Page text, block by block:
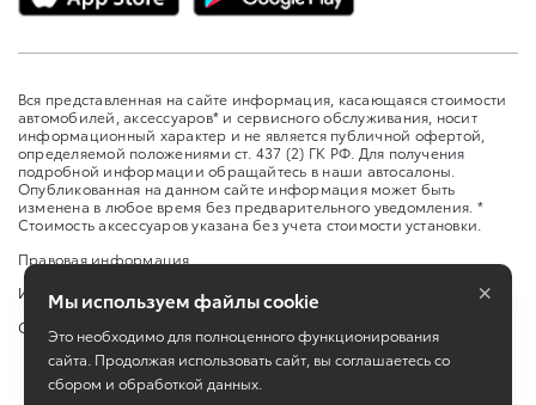
Вся представленная на сайте информация, касающаяся стоимости
автомобилей, аксессуаров* и сервисного обслуживания, носит
информационный характер и не является публичной офертой,
определяемой положениями ст. 437 (2) ГК РФ. Для получения
подробной информации обращайтесь в наши автосалоны.
Опубликованная на данном сайте информация может быть
изменена в любое время без предварительного уведомления. *
Стоимость аксессуаров указана без учета стоимости установки.
Правовая информация
Изменить настройку cookies
Сбросить cookie
Мы используем файлы cookie
Это необходимо для полноценного функционирования
сайта. Продолжая использовать сайт, вы соглашаетесь со
сбором и обработкой данных.
×